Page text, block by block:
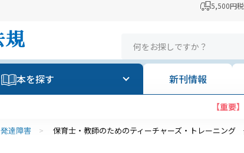
5,500円
本を探す 新刊情報
【重要
発達障害 > 保育士・教師のためのティーチャーズ・トレーニン